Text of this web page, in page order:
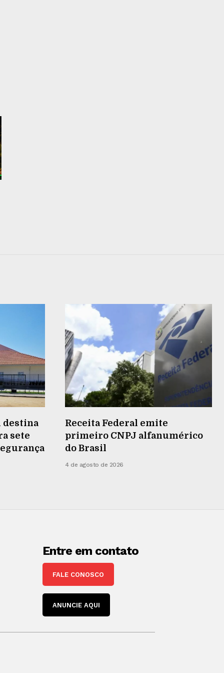
destina
sete
Receita Federal emite
primeiro CNPJ alfanumérico
do Brasil
4 de agosto de 2026
Entre em contato
FALE CONOSCO
ANUNCIE AQUI